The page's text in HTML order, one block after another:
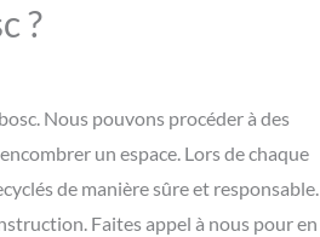
?
Nous pouvons procéder à des
un espace. Lors de chaque
de manière sûre et responsable.
Faites appel à nous pour en